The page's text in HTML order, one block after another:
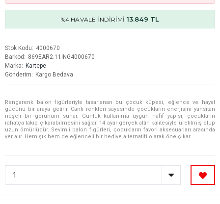
%4 HAVALE İNDİRİMİ 13.849 TL
Stok Kodu
4000670
Barkod
869EAR2.11ING4000670
Marka
Kartepe
Gönderim
Kargo Bedava
Rengarenk balon figürleriyle tasarlanan bu çocuk küpesi, eğlence ve hayal
gücünü bir araya getirir. Canlı renkleri sayesinde çocukların enerjisini yansıtan
neşeli bir görünüm sunar. Günlük kullanıma uygun hafif yapısı, çocukların
rahatça takıp çıkarabilmesini sağlar. 14 ayar gerçek altın kalitesiyle üretilmiş olup
uzun ömürlüdür. Sevimli balon figürleri, çocukların favori aksesuarları arasında
yer alır. Hem şık hem de eğlenceli bir hediye alternatifi olarak öne çıkar.